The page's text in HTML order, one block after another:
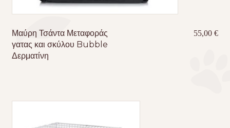
Μαύρη Τσάντα Μεταφοράς
γατας και σκύλου Bubble
Δερματίνη
55,00€